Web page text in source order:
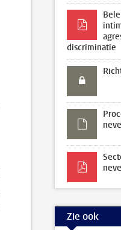
discriminatie
Zie ook